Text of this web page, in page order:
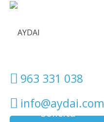
963 331 038
info@aydai.com
Solicita